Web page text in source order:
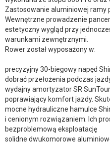
Zastosowanie aluminiowej ramy
Wewnętrzne prowadzenie
estetyczny wygląd przy
warunkami zewnętrznymi.
Rower został wyposażony w:
precyzyjny 30-biegowy napęd
dobrać przełożenia podczas
wydajny amortyzator SR
poprawiający komfort jazdy.
mocne hydrauliczne hamulce
i cenionym rozwiązaniem. Ich
bezproblemową eksploatację
solidne dwukomorowe